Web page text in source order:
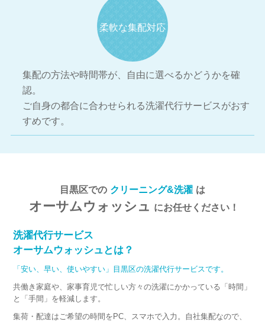
柔軟な集配対応
集配の方法や時間帯が、自由に選べるかどうかを確
認。
ご自身の都合に合わせられる洗濯代行サービスがおす
すめです。
目黒区での クリーニング&洗濯 は
オーサムウォッシュ にお任せください！
洗濯代行サービス
オーサムウォッシュとは？
「安い、早い、使いやすい」目黒区の洗濯代行サービスです。
共働き家庭や、家事育児で忙しい方々の洗濯にかかっている「時間」
と「手間」を軽減します。
集荷・配達はご希望の時間をPC、スマホで入力。自社集配なので、